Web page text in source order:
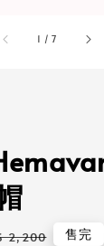
1 /7
2,200 售完